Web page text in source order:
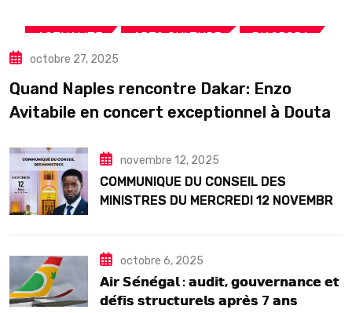
ACTUALITE ART& CULTURE DIASPORA
TOURISME
octobre 27, 2025
Quand Naples rencontre Dakar: Enzo
Avitabile en concert exceptionnel à Douta
novembre 12, 2025
COMMUNIQUE DU CONSEIL DES
MINISTRES DU MERCREDI 12 NOVEMBRE
octobre 6, 2025
𝗔𝗶𝗿 𝗦𝗲́𝗻𝗲́𝗴𝗮𝗹 : 𝗮𝘂𝗱𝗶𝘁, 𝗴𝗼𝘂𝘃𝗲𝗿𝗻𝗮𝗻𝗰𝗲 𝗲𝘁
𝗱𝗲́𝗳𝗶𝘀 𝘀𝘁𝗿𝘂𝗰𝘁𝘂𝗿𝗲𝗹𝘀 𝗮𝗽𝗿𝗲̀𝘀 7 𝗮𝗻𝘀